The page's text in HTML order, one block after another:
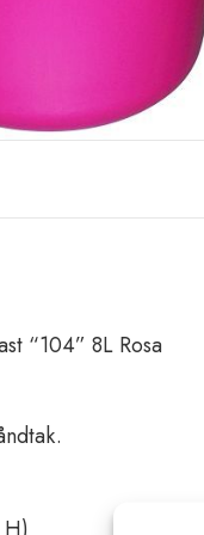
“104” 8L Rosa